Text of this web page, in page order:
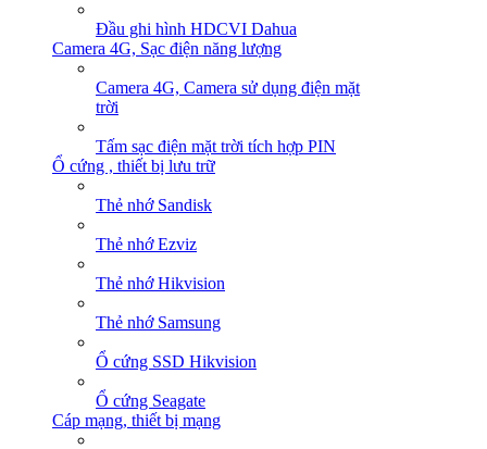
Đầu ghi hình HDCVI Dahua
Camera 4G, Sạc điện năng lượng
Camera 4G, Camera sử dụng điện mặt
trời
Tấm sạc điện mặt trời tích hợp PIN
Ổ cứng , thiết bị lưu trữ
Thẻ nhớ Sandisk
Thẻ nhớ Ezviz
Thẻ nhớ Hikvision
Thẻ nhớ Samsung
Ổ cứng SSD Hikvision
Ổ cứng Seagate
Cáp mạng, thiết bị mạng